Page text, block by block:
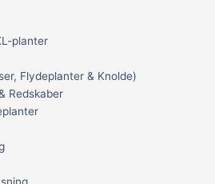
planter
Flydeplanter & Knolde)
Redskaber